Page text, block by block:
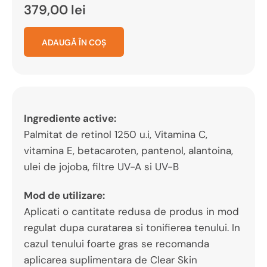
379,00 lei
ADAUGĂ ÎN COȘ
Ingrediente active:
Palmitat de retinol 1250 u.i, Vitamina C,
vitamina E, betacaroten, pantenol, alantoina,
ulei de jojoba, filtre UV-A si UV-B
Mod de utilizare:
Aplicati o cantitate redusa de produs in mod
regulat dupa curatarea si tonifierea tenului. In
cazul tenului foarte gras se recomanda
aplicarea suplimentara de Clear Skin